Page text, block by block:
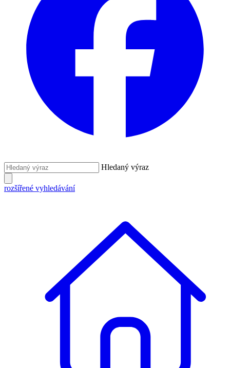
Hledaný výraz
rozšířené vyhledávání